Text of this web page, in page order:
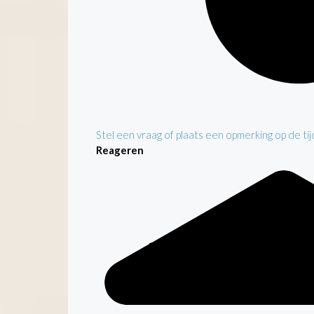
Stel een vraag of plaats een opmerking op de
Reageren